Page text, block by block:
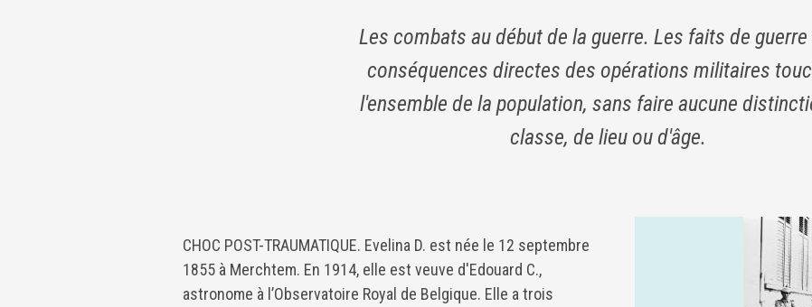
Les combats au début de la guerre. Les faits de
conséquences directes des opérations militaires
l'ensemble de la population, sans faire aucune
classe, de lieu ou d'âge.
CHOC POST-TRAUMATIQUE. Evelina D. est née le 12 septembre
1855 à Merchtem. En 1914, elle est veuve d'Edouard C.,
astronome à l’Observatoire Royal de Belgique. Elle a trois